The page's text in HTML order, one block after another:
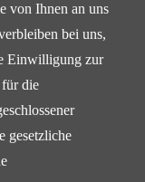
von Ihnen an uns
bei uns,
Einwilligung zur
die
gesetzliche